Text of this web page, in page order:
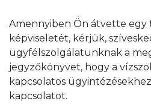
Amennyiben Ön átvette egy
képviseletét, kérjük,
ügyfélszolgálatunknak a
jegyzőkönyvet, hogy a
kapcsolatos
kapcsolatot.